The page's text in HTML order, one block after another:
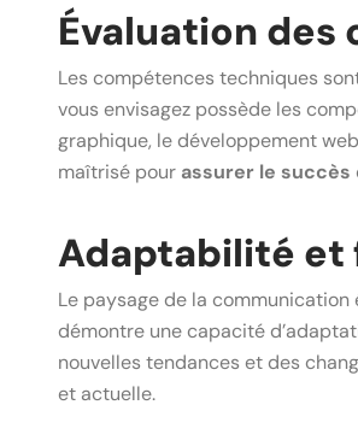
Évaluation
Les compétences techniques
vous envisagez possède les
graphique, le développement
maîtrisé pour assurer le
Adaptabilité
Le paysage de la
démontre une capacité
nouvelles tendances et des
et actuelle.